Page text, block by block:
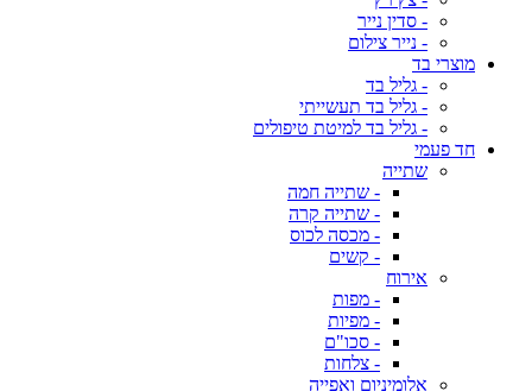
- סדין נייר
- נייר צילום
מוצרי בד
- גליל בד
- גליל בד תעשייתי
- גליל בד למיטת טיפולים
חד פעמי
שתייה
- שתייה חמה
- שתייה קרה
- מכסה לכוס
- קשים
אירוח
- מפות
- מפיות
- סכו"ם
- צלחות
אלומיניום ואפייה